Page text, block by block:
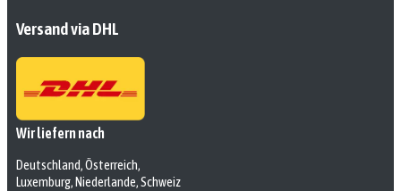
Versand via DHL
Wir liefern nach
Deutschland, Österreich,
Luxemburg, Niederlande, Schweiz